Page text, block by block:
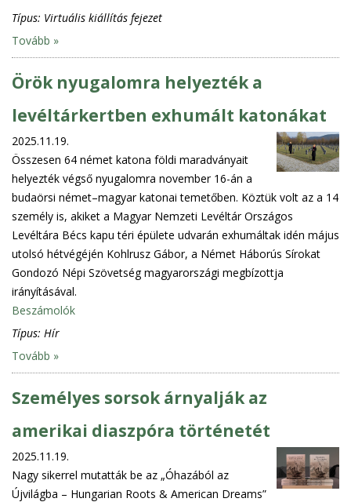
Típus: Virtuális kiállítás fejezet
Tovább »
Örök nyugalomra helyezték a
levéltárkertben exhumált katonákat
2025.11.19.
Összesen 64 német katona földi maradványait
helyezték végső nyugalomra november 16-án a
budaörsi német–magyar katonai temetőben. Köztük volt az a 14
személy is, akiket a Magyar Nemzeti Levéltár Országos
Levéltára Bécs kapu téri épülete udvarán exhumáltak idén május
utolsó hétvégéjén Kohlrusz Gábor, a Német Háborús Sírokat
Gondozó Népi Szövetség magyarországi megbízottja
irányításával.
Beszámolók
Típus: Hír
Tovább »
Személyes sorsok árnyalják az
amerikai diaszpóra történetét
2025.11.19.
Nagy sikerrel mutatták be az „Óhazából az
Újvilágba – Hungarian Roots & American Dreams”